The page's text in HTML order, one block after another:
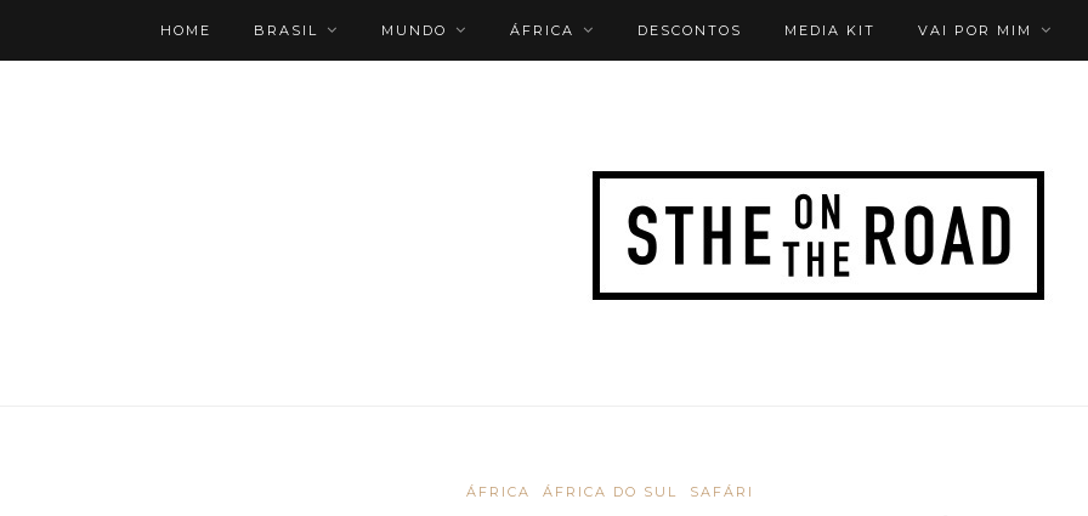
HOME BRASIL MUNDO ÁFRICA DESCONTOS MEDIA KIT VAI POR MIM
ÁFRICA ÁFRICA DO SUL SAFÁRI